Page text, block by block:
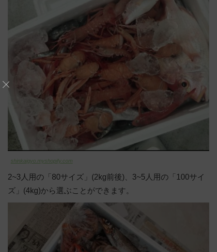
shinkaigyo.myshopify.com
2~3人用の「80サイズ」(2kg前後)、3~5人用の「100サイ
ズ」(4kg)から選ぶことができます。